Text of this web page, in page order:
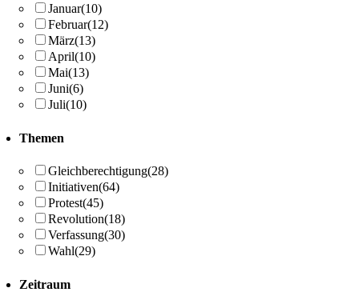
Januar(10)
Februar(12)
März(13)
April(10)
Mai(13)
Juni(6)
Juli(10)
Themen
Gleichberechtigung(28)
Initiativen(64)
Protest(45)
Revolution(18)
Verfassung(30)
Wahl(29)
Zeitraum